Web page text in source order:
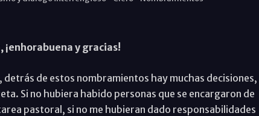
¡enhorabuena y gracias!
detrás de estos nombramientos hay muchas decisiones,
Si no hubiera habido personas que se encargaron de
pastoral, si no me hubieran dado responsabilidades